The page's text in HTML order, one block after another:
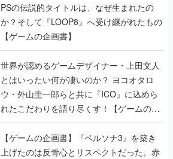
PSの伝説的タイトルは、なぜ生まれたの
か？そして『LOOP8』へ受け継がれたもの
【ゲームの企画書】
世界が認めるゲームデザイナー・上田文人
とはいったい何が凄いのか？ ヨコオタロ
ウ・外山圭一郎らと共に『ICO』に込めら
れたこだわりを語り尽くす！【ゲームの企
画書】
【ゲームの企画書】『ペルソナ3』を築き
上げたのは反骨心とリスペクトだった。赤